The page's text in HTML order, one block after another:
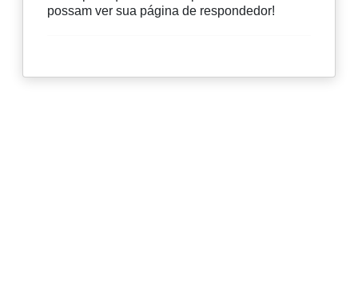
possam ver sua página de respondedor!